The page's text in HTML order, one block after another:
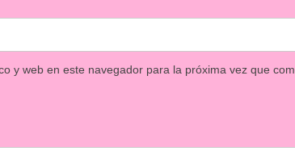
y web en este navegador para la próxima vez que